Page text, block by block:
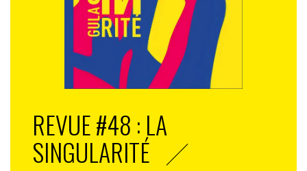
REVUE #48 : LA
SINGULARITÉ